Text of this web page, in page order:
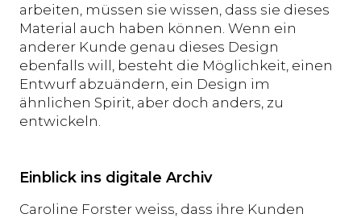
arbeiten, müssen sie wissen, dass sie dieses
Material auch haben können. Wenn ein
anderer Kunde genau dieses Design
ebenfalls will, besteht die Möglichkeit, einen
Entwurf abzuändern, ein Design im
ähnlichen Spirit, aber doch anders, zu
entwickeln.
Einblick ins digitale Archiv
Caroline Forster weiss, dass ihre Kunden